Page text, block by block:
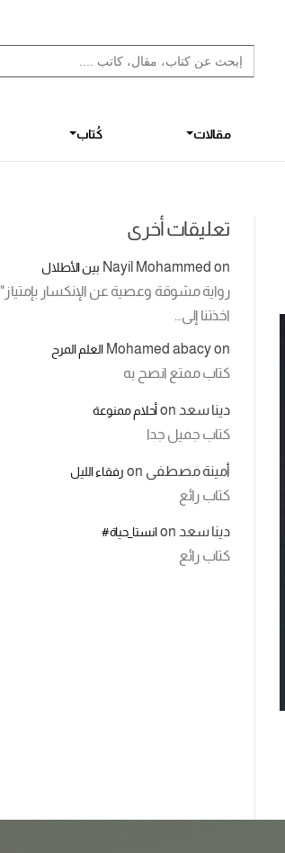
Search
for:
Search Button
مقالات كُتاب
تعليقات أخرى
Nayil Mohammed on بين الأطلال
رواية مشوقة وعصية عن الإنكسار بإمتياز"
اخذتنا إلى…
Mohamed abacyon العلم المرح
كتاب ممتع انصح به
دينا سعد onأحلام ممنوعة
كتاب جميل جدا
أمينة مصطفى on رفقاء الليل
كتاب رائع
دينا سعد onانستا_حياة#
كتاب رائع